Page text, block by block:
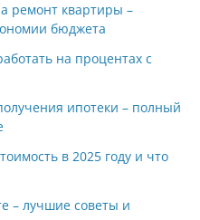
ремонт квартиры –
бюджета
на процентах с
ипотеки – полный
в 2025 году и что
– лучшие советы и